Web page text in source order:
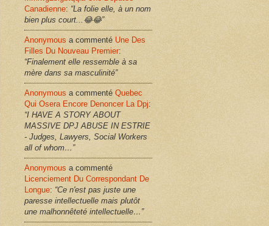
Canadienne: “La folie elle, à un nom
bien plus court...😂😂”
Anonymous a commenté Une Des
Filles Du Nouveau Premier:
“Finalement elle ressemble à sa
mère dans sa masculinité”
Anonymous a commenté Quebec
Qui Osera Encore Denoncer La Dpj:
“I HAVE A STORY ABOUT
MASSIVE DPJ ABUSE IN ESTRIE
- Judges, Lawyers, Social Workers
all of whom…”
Anonymous a commenté
Licenciement Du Correspondant De
Longue: “Ce n'est pas juste une
paresse intellectuelle mais plutôt
une malhonnêteté intellectuelle…”